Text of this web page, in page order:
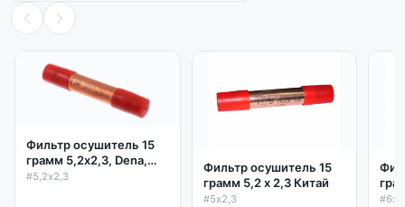
Фильтр осушитель 15
грамм 5,2х2,3, Dena,
Италия
#5,2х2,3
Фильтр осушитель 15
грамм 5,2 х 2,3 Китай
#5х2,3